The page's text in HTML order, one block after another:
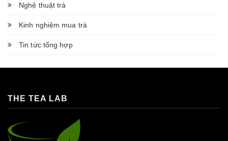
Nghệ thuật trà
Kinh nghiệm mua trà
Tin tức tổng hợp
THE TEA LAB